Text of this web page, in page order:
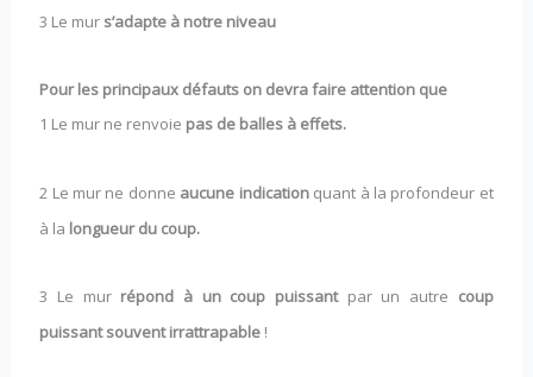
3 Le mur s’adapte à notre niveau
Pour les principaux défauts on devra faire attention que
1 Le mur ne renvoie pas de balles à effets.
2 Le mur ne donne aucune indicationquant à la profondeur et
à la longueur du coup.
3 Le mur répond à un coup puissantpar un autre coup
puissant souvent irrattrapable !